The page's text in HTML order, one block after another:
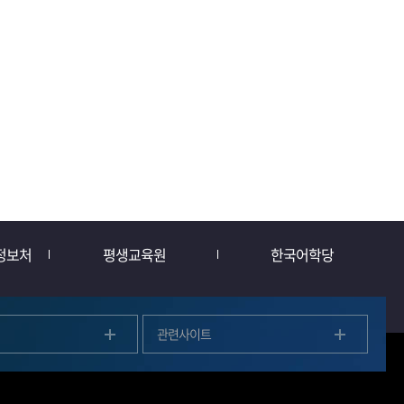
보처 평생교육원 한국어학당
관련사이트